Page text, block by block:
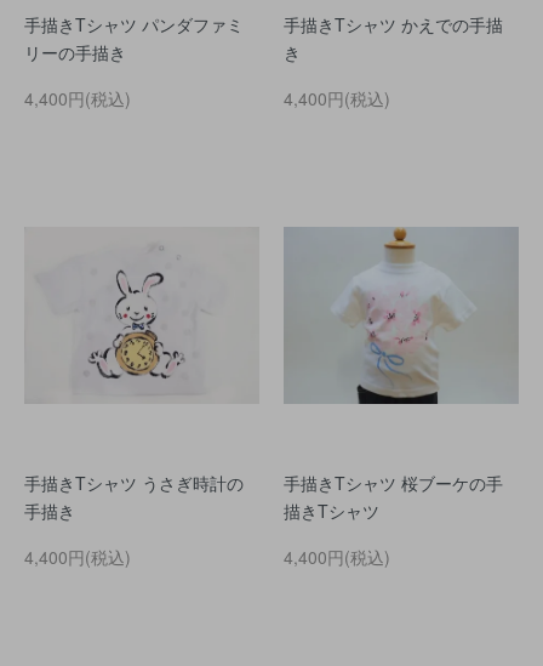
手描きTシャツ パンダファミ
リーの手描き
4,400円(税込)
手描きTシャツ かえでの手描
き
4,400円(税込)
手描きTシャツ うさぎ時計の
手描き
4,400円(税込)
手描きTシャツ 桜ブーケの手
描きTシャツ
4,400円(税込)